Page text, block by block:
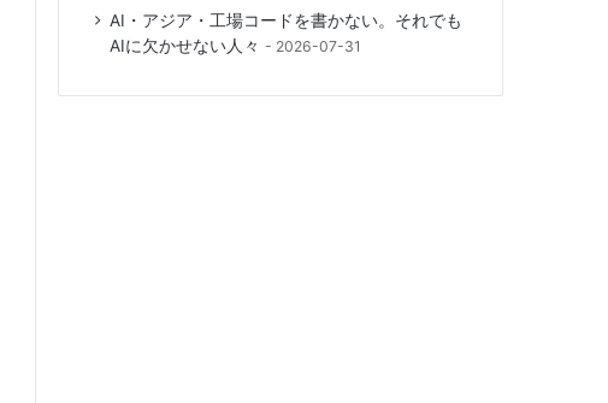
AI・アジア・工場コードを書かない。それでも
AIに欠かせない人々
2026-07-31